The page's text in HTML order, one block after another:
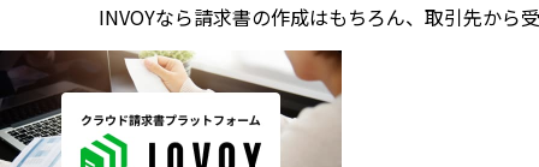
INVOYなら請求書の作成はもちろん、 取引先から